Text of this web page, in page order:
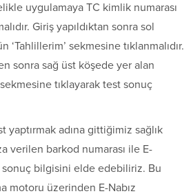
uygulamaya TC kimlik numarası
Giriş yapıldıktan sonra sol
sekmesine tıklanmalıdır.
sonra sağ üst köşede yer alan
tıklayarak test sonuç
adına gittiğimiz sağlık
verilen barkod numarası ile E-
sonuç bilgisini elde edebiliriz. Bu
motoru üzerinden E-Nabız